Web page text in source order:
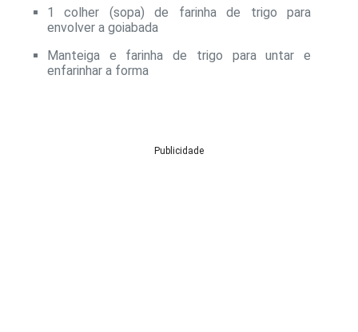
1 colher (sopa) de farinha de trigo para
envolver a goiabada
Manteiga e farinha de trigo para untar e
enfarinhar a forma
Publicidade